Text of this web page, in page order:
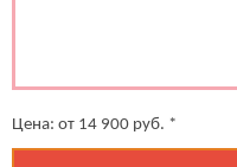
Цена: от 14 900 руб. *